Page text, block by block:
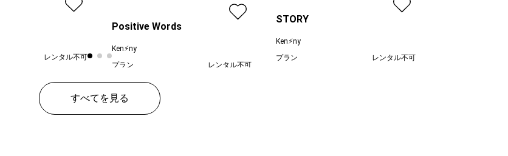
レンタル不可
Positive Words
Ken⚡︎ny
プラン
レンタル不可
STORY
Ken⚡︎ny
プラン
レンタル不可
すべてを見る